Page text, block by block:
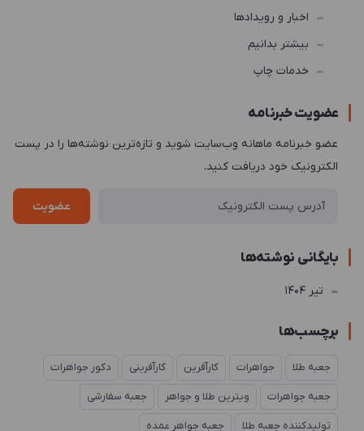
اخبار و رویدادها
بیشتر بدانیم
خدمات چاپ
عضویت خبرنامه
عضو خبرنامه ماهانه وب‌سایت شوید و تازه‌ترین نوشته‌ها را در پست
الکترونیک خود دریافت کنید.
عضویت
بایگانی نوشته‌ها
تير 1404
برچسب‌ها
جعبه طلا جواهرات کارآفرین کارآفرینی دکور جواهرات
جعبه جواهرات ویترین طلا و جواهر جعبه سفارشی
تولیدکننده جعبه طلا جعبه جواهر عمده